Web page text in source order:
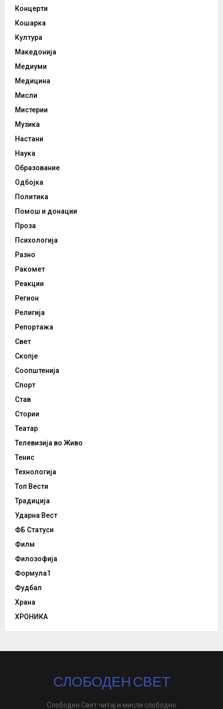
Концерти
Кошарка
Култура
Македонија
Медиуми
Медицина
Мисли
Мистерии
Музика
Настани
Наука
Образование
Одбојка
Политика
Помош и донации
Проза
Психологија
Разно
Ракомет
Реакции
Регион
Религија
Репортажа
Свет
Скопје
Соопштенија
Спорт
Став
Стории
Театар
Телевизија во Живо
Тенис
Технологија
Топ Вести
Традиција
Ударна Вест
ФБ Статуси
Филм
Филозофија
Формула1
Фудбал
Храна
ХРОНИКА
СЛОБОДЕН СВЕТ
Слободен Свет читај и мисли слободно